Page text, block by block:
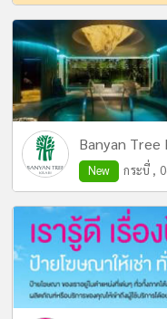
Banyan Tree
New กระบี่ ,